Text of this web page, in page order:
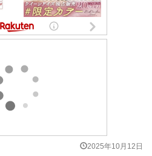
2025年10月12日